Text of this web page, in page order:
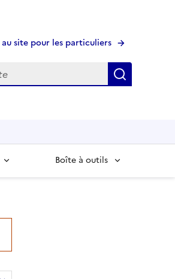
site pour les particuliers
Boîte à outils